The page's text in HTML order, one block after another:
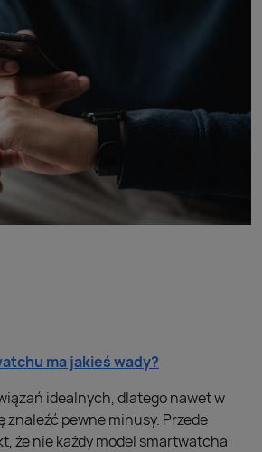
ma jakieś wady?
idealnych, dlatego nawet w
znaleźć pewne minusy. Przede
że nie każdy model smartwatcha